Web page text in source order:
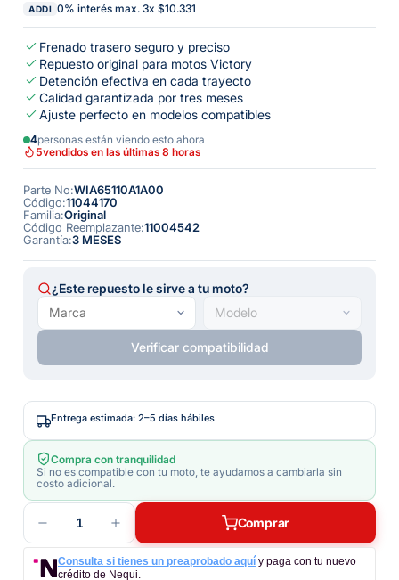
ADDI 0% interés max. 3x $10.331
Frenado trasero seguro y preciso
Repuesto original para motos Victory
Detención efectiva en cada trayecto
Calidad garantizada por tres meses
Ajuste perfecto en modelos compatibles
4personas están viendo esto ahora
5vendidos en las últimas 8 horas
Parte No:WIA65110A1A00
Código:11044170
Familia:Original
Código Reemplazante:11004542
Garantía:3 MESES
¿Este repuesto le sirve a tu moto?
Verificar compatibilidad
Entrega estimada: 2–5 días hábiles
Compra con tranquilidad
Si no es compatible con tu moto, te ayudamos a cambiarla sin
costo adicional.
1 Comprar
Consulta si tienes un preaprobado aquí y paga con tu nuevo
crédito de Nequi.